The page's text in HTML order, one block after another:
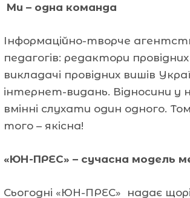
Ми – одна команда
Інформаційно-творче
педагогів: редактори
викладачі провідних вишів
інтернет-видань. Відносини у
вмінні слухати один одного.
того – якісна!
«ЮН-ПРЕС» – сучасна модель
Сьогодні «ЮН-ПРЕС» надає